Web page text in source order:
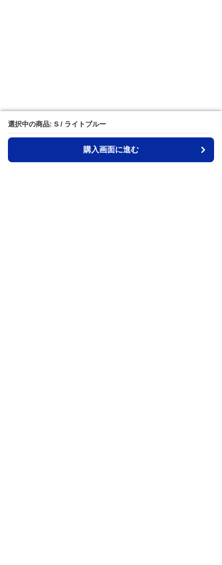
選択中の商品: S / ライトブルー
購入画面に進む
選択中の商品: S / ライトブルー
購入画面に進む